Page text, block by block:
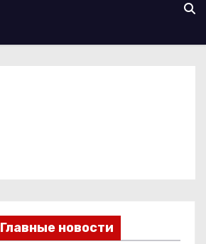
Главные новости